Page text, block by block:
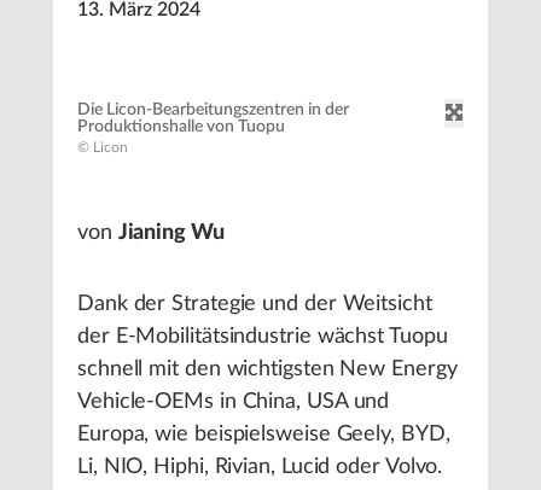
13. März 2024
Die Licon-Bearbeitungszentren in der
Produktionshalle von Tuopu
© Licon
von Jianing Wu
Dank der Strategie und der Weitsicht
der E-Mobilitätsindustrie wächst Tuopu
schnell mit den wichtigsten New Energy
Vehicle-OEMs in China, USA und
Europa, wie beispielsweise Geely, BYD,
Li, NIO, Hiphi, Rivian, Lucid oder Volvo.